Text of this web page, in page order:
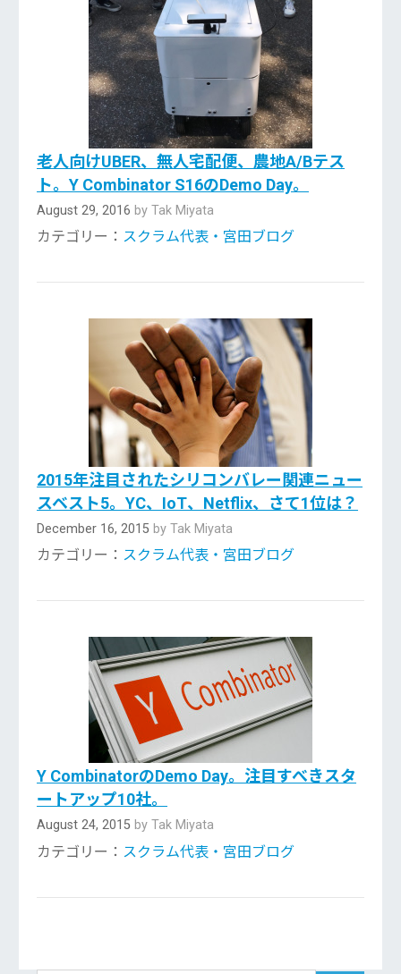
老人向けUBER、無人宅配便、農地A/Bテス
ト。Y Combinator S16のDemo Day。
August 29, 2016 by Tak Miyata
カテゴリー： スクラム代表・宮田ブログ
2015年注目されたシリコンバレー関連ニュー
スベスト5。YC、IoT、Netflix、さて1位は？
December 16, 2015 by Tak Miyata
カテゴリー： スクラム代表・宮田ブログ
Y CombinatorのDemo Day。注目すべきスタ
ートアップ10社。
August 24, 2015 by Tak Miyata
カテゴリー： スクラム代表・宮田ブログ